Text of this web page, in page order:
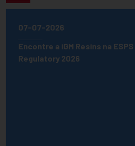
07-07-2026
Encontre a iGM Resins na
Regulatory 2026